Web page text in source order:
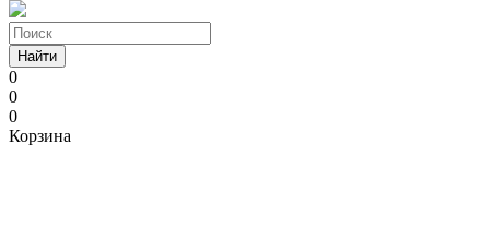
Найти
0
0
0
Корзина